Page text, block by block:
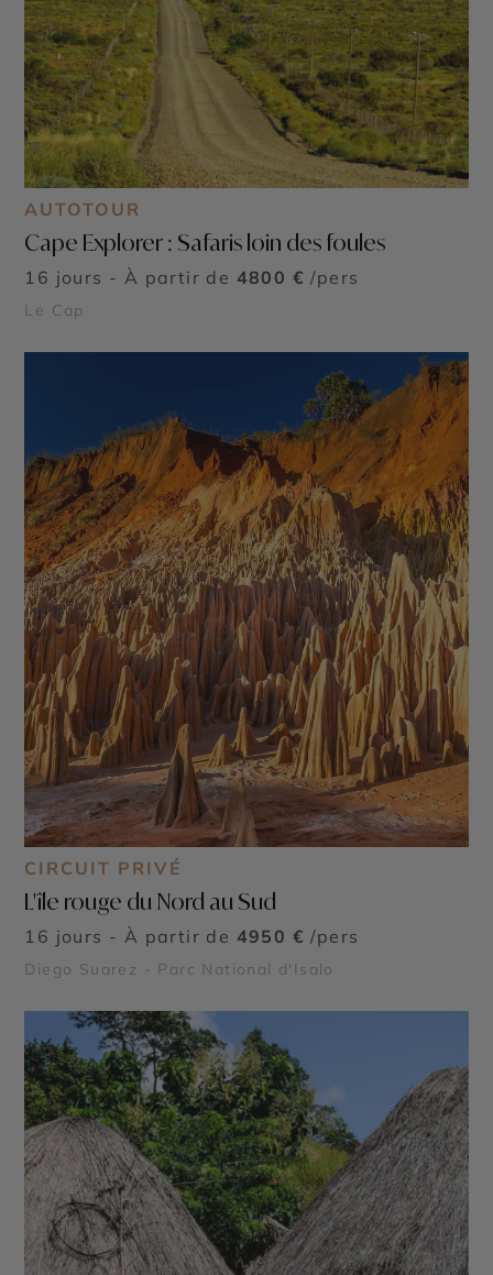
AUTOTOUR
Cape Explorer : Safaris loin des foules
16 jours - À partir de 4800 € /pers
Le Cap
CIRCUIT PRIVÉ
L'île rouge du Nord au Sud
16 jours - À partir de 4950 € /pers
Diego Suarez - Parc National d'Isalo